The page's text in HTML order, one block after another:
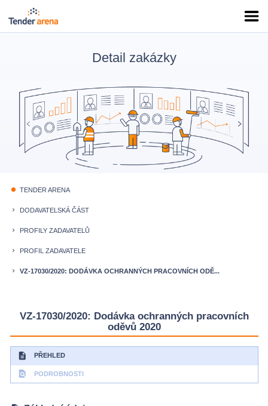
Detail zakázky
fiber_manual_record TENDER ARENA
keyboard_arrow_right DODAVATELSKÁ ČÁST
keyboard_arrow_right PROFILY ZADAVATELŮ
keyboard_arrow_right PROFIL ZADAVATELE
keyboard_arrow_right VZ-17030/2020: DODÁVKA OCHRANNÝCH PRACOVNÍCH ODĚ...
VZ-17030/2020: Dodávka ochranných pracovních
oděvů 2020
description PŘEHLED
find_in_page PODROBNOSTI